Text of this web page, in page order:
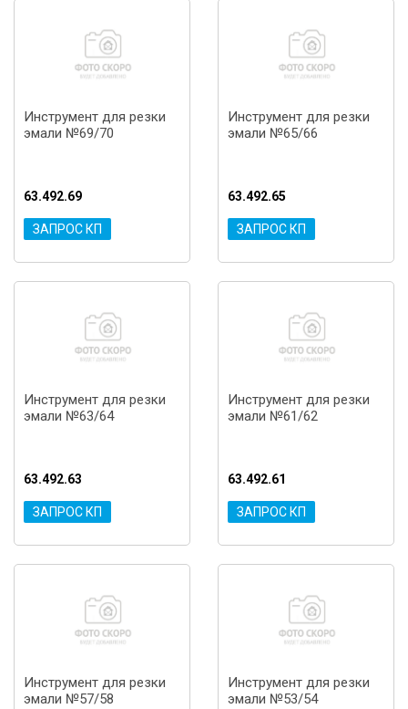
Инструмент для резки
эмали №69/70
63.492.69
ЗАПРОС КП
Инструмент для резки
эмали №65/66
63.492.65
ЗАПРОС КП
Инструмент для резки
эмали №63/64
63.492.63
ЗАПРОС КП
Инструмент для резки
эмали №61/62
63.492.61
ЗАПРОС КП
Инструмент для резки
эмали №57/58
Инструмент для резки
эмали №53/54